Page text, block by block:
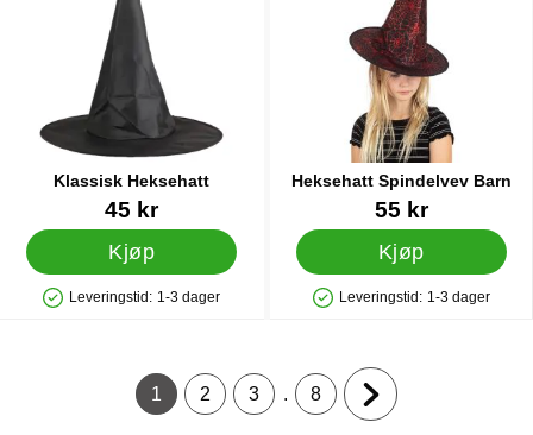
Klassisk Heksehatt
Varenummer 38973
45 kr
Kjøp
Produkttilgjengelighet: På lager
Leveringstid: 1-3 dager
Heksehatt Spindelvev Barn
Varenummer 38975
55 kr
Kjøp
Produkttilgjengelighet: På lager
Leveringstid: 1-3 dager
Gjeldende side, Side
1
Gå til side
2
Gå til side
3
.
Gå til side
8
Gå til neste side